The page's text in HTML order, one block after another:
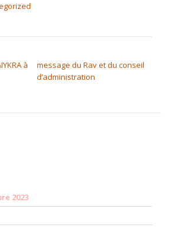
à
message du Rav et du conseil
d’administration
2023